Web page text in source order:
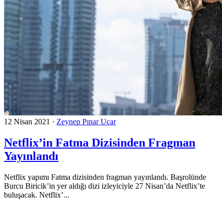
12 Nisan 2021 · Zeynep Pınar Uçar
Netflix’in Fatma Dizisinden Fragman
Yayınlandı
Netflix yapımı Fatma dizisinden fragman yayınlandı. Başrolünde
Burcu Biricik’in yer aldığı dizi izleyiciyle 27 Nisan’da Netflix’te
buluşacak. Netflix’...